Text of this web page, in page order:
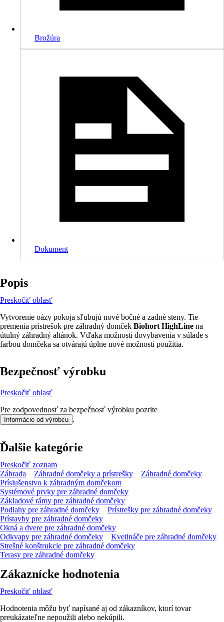
Brožúra
Dokument
Popis
Preskočiť oblasť
Vytvorenie oázy pokoja sľubujú nové bočné a zadné steny. Tie
premenia prístrešok pre záhradný domček Biohort HighLine na
útulný záhradný altánok. Vďaka možnosti dovybavenia v súlade s
farbou domčeka sa otvárajú úplne nové možnosti použitia.
Bezpečnosť výrobku
Preskočiť oblasť
Pre zodpovednosť za bezpečnosť výrobku pozrite
Informácie od výrobcu .
Ďalšie kategórie
Preskočiť zoznam
Záhrada
Záhradné domčeky a prístrešky
Záhradné domčeky
Príslušenstvo k záhradným domčekom
Systémové prvky pre záhradné domčeky
Základové rámy pre záhradné domčeky
Podlahy pre záhradné domčeky
Prístrešky pre záhradné domčeky
Prístavby pre záhradné domčeky
Okná a dvere pre záhradné domčeky
Odkvapy pre záhradné domčeky
Kvetináče pre záhradné domčeky
Strešné konštrukcie pre záhradné domčeky
Terasy pre záhradné domčeky
Zákaznícke hodnotenia
Preskočiť oblasť
Hodnotenia môžu byť napísané aj od zákazníkov, ktorí tovar
preukázateľne nepoužili alebo nekúpili.